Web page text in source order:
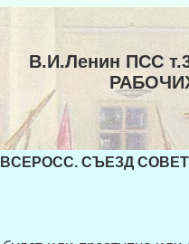
В.И.Ленин ПСС
IBCEPOCC. СЪЕЗД